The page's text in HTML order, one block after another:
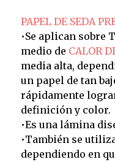
PAPEL DE SEDA
•Se aplican sobre
medio de CALOR
media alta,
un papel de tan
rápidamente
definición y color.
•Es una lámina
•También se
dependiendo en